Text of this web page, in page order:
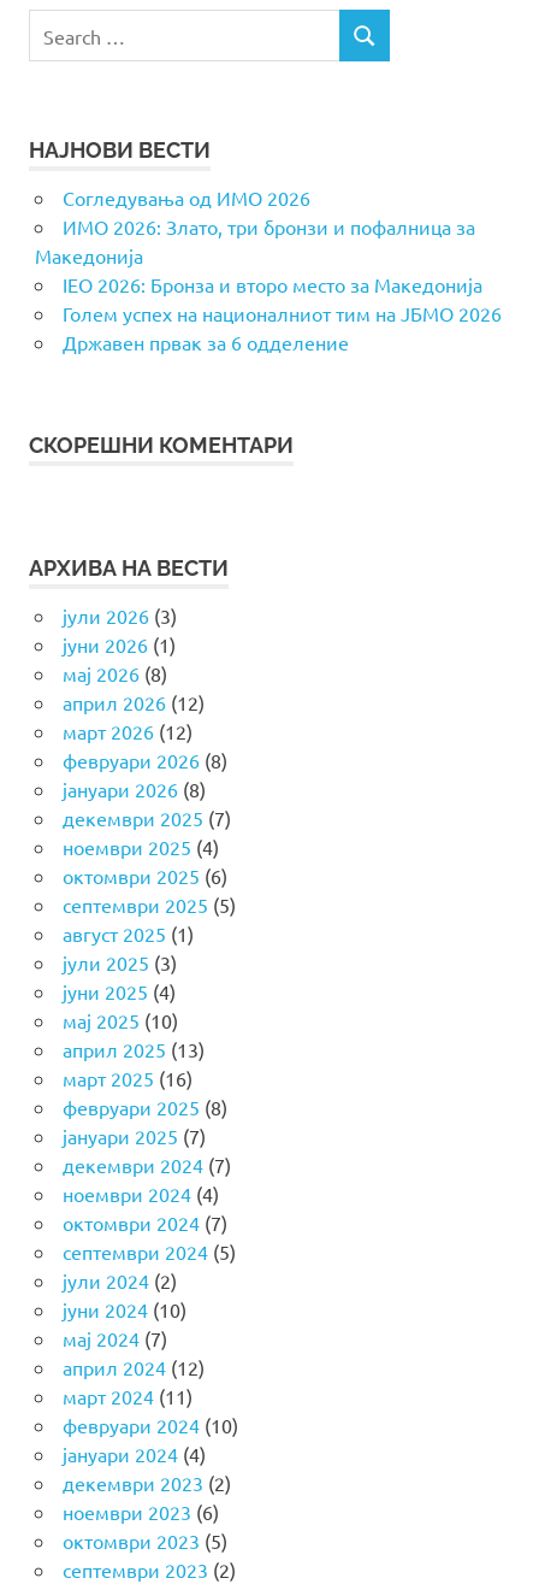
for:
SEARCH
НАЈНОВИ ВЕСТИ
Согледувања од ИМО 2026
ИМО 2026: Злато, три бронзи и пофалница за
Македонија
IEO 2026: Бронза и второ место за Македонија
Голем успех на националниот тим на ЈБМО 2026
Државен првак за 6 одделение
СКОРЕШНИ КОМЕНТАРИ
АРХИВА НА ВЕСТИ
јули 2026(3)
јуни 2026(1)
мај 2026(8)
април 2026(12)
март 2026(12)
февруари 2026(8)
јануари 2026(8)
декември 2025 (7)
ноември 2025 (4)
октомври 2025 (6)
септември 2025 (5)
август 2025 (1)
јули 2025 (3)
јуни 2025 (4)
мај 2025 (10)
април 2025 (13)
март 2025 (16)
февруари 2025 (8)
јануари 2025 (7)
декември 2024(7)
ноември 2024(4)
октомври 2024(7)
септември 2024(5)
јули 2024(2)
јуни 2024(10)
мај 2024(7)
април 2024(12)
март 2024(11)
февруари 2024(10)
јануари 2024(4)
декември 2023 (2)
ноември 2023 (6)
октомври 2023 (5)
септември 2023 (2)